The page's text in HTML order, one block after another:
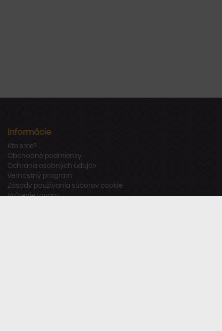
Informácie
Kto sme?
Obchodné podmienky
Ochrana osobných údajov
Vernostný program
Zásady používania súborov cookie
Vrátenie tovaru